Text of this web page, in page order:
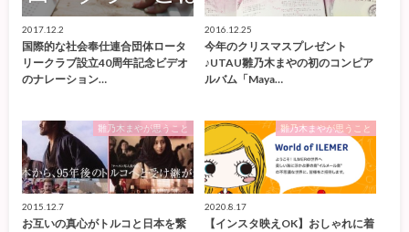
2017.12.2
国際的な社会奉仕連合団体ロータ
リークラブ設立40周年記念ビデオ
のナレーション…
2016.12.25
今年のクリスマスプレゼント
♪UTAU雛乃木まやの初のコンピア
ルバム「Maya…
雛乃木まやが思うこと
2015.12.7
お互いの真心がトルコと日本を繋
雛乃木まやが思うこと
2020.8.17
【インスタ映えOK】おしゃれに着